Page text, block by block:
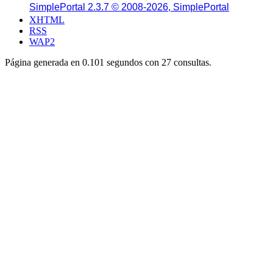
SimplePortal 2.3.7 © 2008-2026, SimplePortal
XHTML
RSS
WAP2
Página generada en 0.101 segundos con 27 consultas.